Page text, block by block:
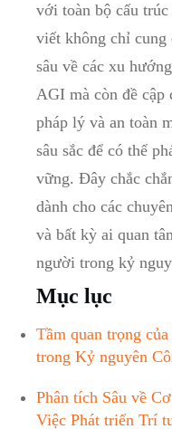
với toàn bộ cấu
viết không chỉ cung
sâu về các xu
AGI mà còn đề cập
pháp lý và an toàn
sâu sắc để có thể
vững. Đây chắc
dành cho các
và bất kỳ ai quan
người trong kỷ
Mục lục
Tầm quan trọng
trong Kỷ nguyên
Phân tích Sâu về
Việc Phát triển Trí